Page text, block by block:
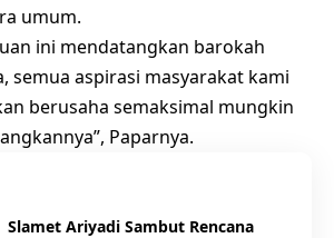
umum.
ini mendatangkan barokah
semua aspirasi masyarakat kami
berusaha semaksimal mungkin
Paparnya.
Slamet Ariyadi Sambut Rencana